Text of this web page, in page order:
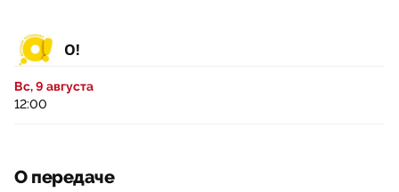
О!
Вс, 9 августа
12:00
О передаче